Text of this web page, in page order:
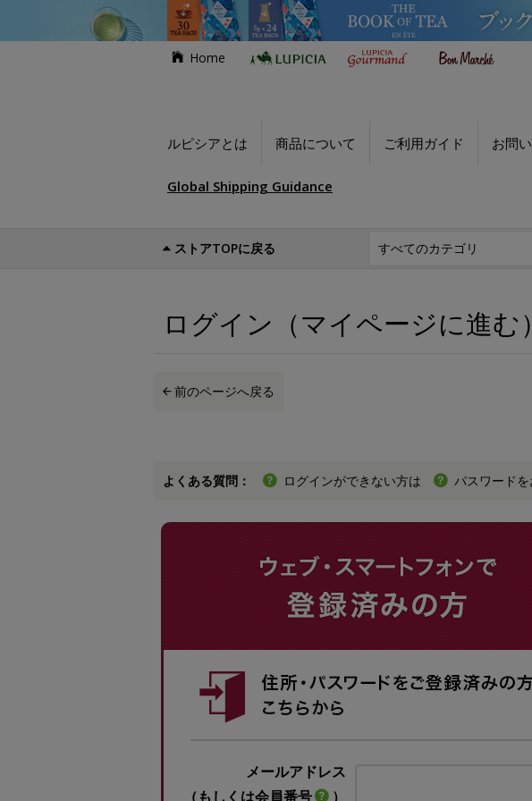
Home
ルピシアとは 商品について ご利用ガイド お問
Global Shipping Guidance
ストアTOPに戻る
ログイン（マイページに進む）
前のページへ戻る
よくある質問： ログインができない方は パスワード
メールアドレス
（もしくは会員番号
）